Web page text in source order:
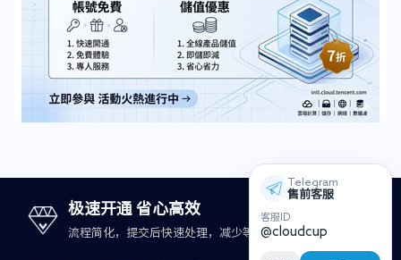
极速开通 省心高效
流程简化，提交后快速处理，减少等待时间。
Telegram
售前客服
客服ID
@cloudcup